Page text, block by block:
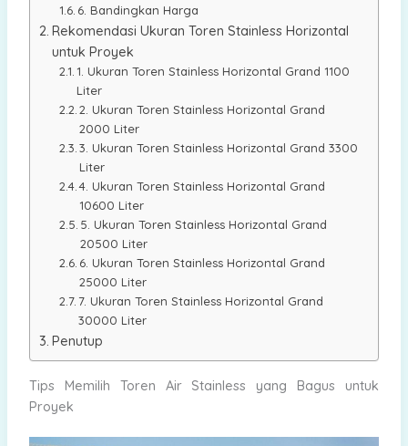
6. Bandingkan Harga
Rekomendasi Ukuran Toren Stainless Horizontal
untuk Proyek
1. Ukuran Toren Stainless Horizontal Grand 1100
Liter
2. Ukuran Toren Stainless Horizontal Grand
2000 Liter
3. Ukuran Toren Stainless Horizontal Grand 3300
Liter
4. Ukuran Toren Stainless Horizontal Grand
10600 Liter
5. Ukuran Toren Stainless Horizontal Grand
20500 Liter
6. Ukuran Toren Stainless Horizontal Grand
25000 Liter
7. Ukuran Toren Stainless Horizontal Grand
30000 Liter
Penutup
Tips Memilih Toren Air Stainless yang Bagus untuk
Proyek